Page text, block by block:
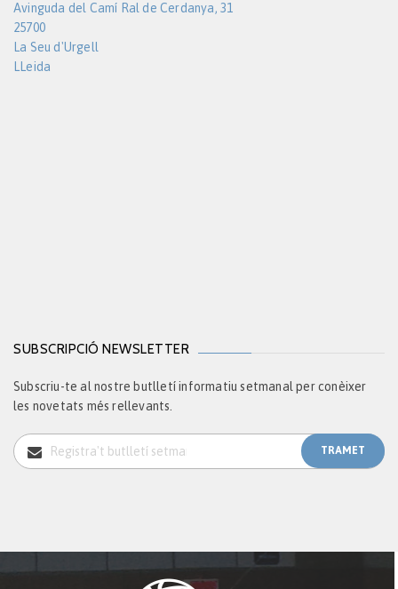
Avinguda del Camí Ral de Cerdanya, 31
25700
La Seu d'Urgell
LLeida
SUBSCRIPCIÓ NEWSLETTER
Subscriu-te al nostre butlletí informatiu setmanal per conèixer
les novetats més rellevants.